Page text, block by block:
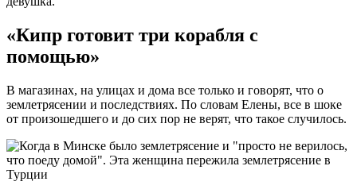
«Кипр готовит три корабля с
помощью»
В магазинах, на улицах и дома все только и говорят, что о
землетрясении и последствиях. По словам Елены, все в шоке
от произошедшего и до сих пор не верят, что такое случилось.